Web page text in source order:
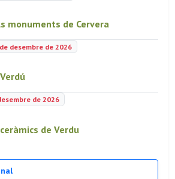
monuments de Cervera
desembre de 2026
de 2026
de Verdu